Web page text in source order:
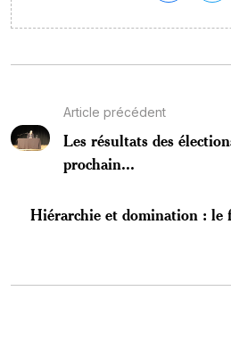
Article précédent
Les résultats des
prochain...
Hiérarchie et domination : le